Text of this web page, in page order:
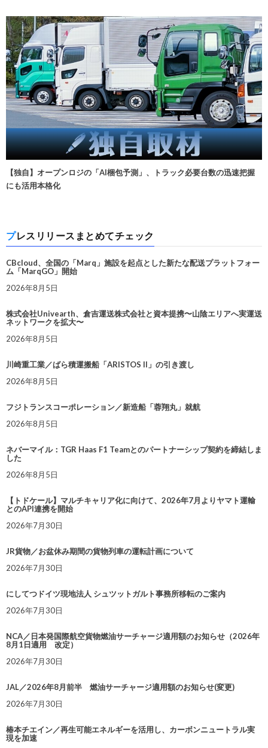
【独自】オープンロジの「AI梱包予測」、トラック必要台数の迅速把握
にも活用本格化
プレスリリースまとめてチェック
CBcloud、全国の「Marq」施設を起点とした新たな配送プラットフォー
ム「MarqGO」開始
2026年8月5日
株式会社Univearth、倉吉運送株式会社と資本提携〜山陰エリアへ実運送
ネットワークを拡大〜
2026年8月5日
川崎重工業／ばら積運搬船「ARISTOS II」の引き渡し
2026年8月5日
フジトランスコーポレーション／新造船「蓉翔丸」就航
2026年8月5日
ネバーマイル：TGR Haas F1 Teamとのパートナーシップ契約を締結しま
した
2026年8月5日
【トドケール】マルチキャリア化に向けて、2026年7月よりヤマト運輸
とのAPI連携を開始
2026年7月30日
JR貨物／お盆休み期間の貨物列車の運転計画について
2026年7月30日
にしてつドイツ現地法人 シュツットガルト事務所移転のご案内
2026年7月30日
NCA／日本発国際航空貨物燃油サーチャージ適用額のお知らせ（2026年
8月1日適用 改定）
2026年7月30日
JAL／2026年8月前半 燃油サーチャージ適用額のお知らせ(変更)
2026年7月30日
椿本チエイン／再生可能エネルギーを活用し、カーボンニュートラル実
現を加速